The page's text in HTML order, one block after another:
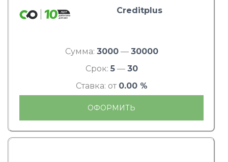
Creditplus
Сумма: 3000— 30000
Срок: 5— 30
Ставка: от 0.00 %
ОФОРМИТЬ